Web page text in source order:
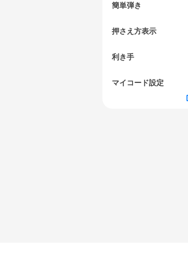
簡単弾き
押さえ方表示
利き手
マイコード設定